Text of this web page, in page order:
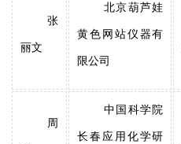
张
丽文
北京葫芦娃
黄色网站仪器有
限公司
周
中国科学院
长春应用化学研